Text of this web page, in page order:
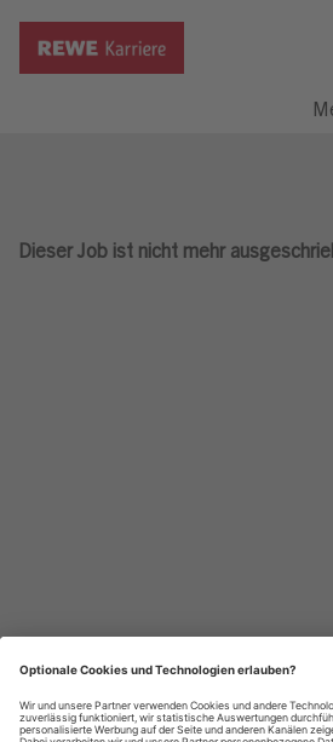
Dieser Job ist nicht mehr